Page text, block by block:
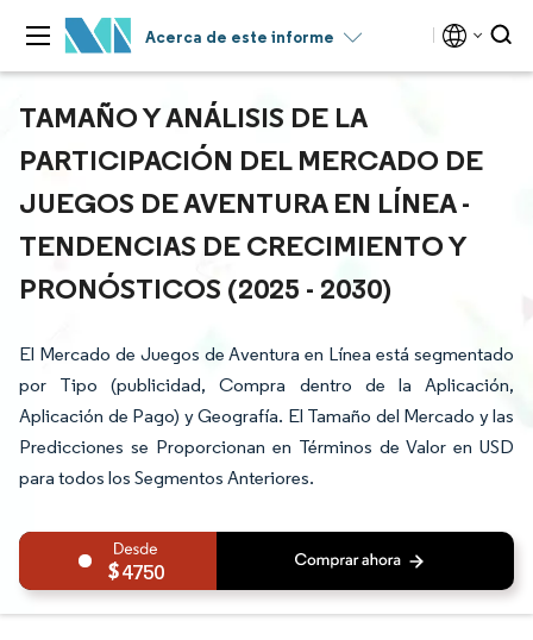
Acerca de este informe
TAMAÑO Y ANÁLISIS DE LA
PARTICIPACIÓN DEL MERCADO DE
JUEGOS DE AVENTURA EN LÍNEA -
TENDENCIAS DE CRECIMIENTO Y
PRONÓSTICOS (2025 - 2030)
El Mercado de Juegos de Aventura en Línea está segmentado
por Tipo (publicidad, Compra dentro de la Aplicación,
Aplicación de Pago) y Geografía. El Tamaño del Mercado y las
Predicciones se Proporcionan en Términos de Valor en USD
para todos los Segmentos Anteriores.
4750